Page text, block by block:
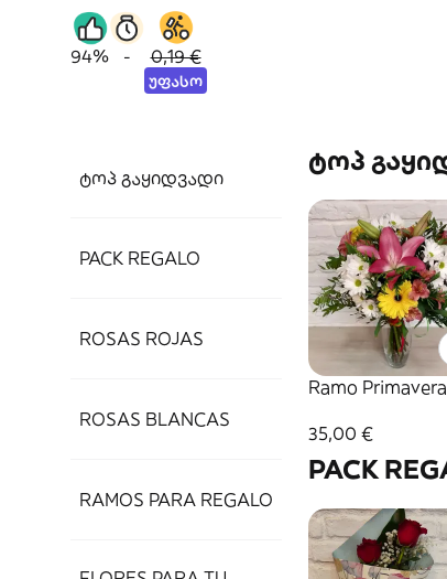
94% - 0,19 €
უფასო
ტოპ გაყიდვადი
PACK REGALO
ROSAS ROJAS
ROSAS BLANCAS
RAMOS PARA REGALO
ტოპ
Ramo
35,00 €
PACK